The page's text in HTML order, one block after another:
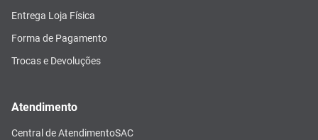
Entrega Loja Física
Forma de Pagamento
Trocas e Devoluções
Atendimento
Central de AtendimentoSAC